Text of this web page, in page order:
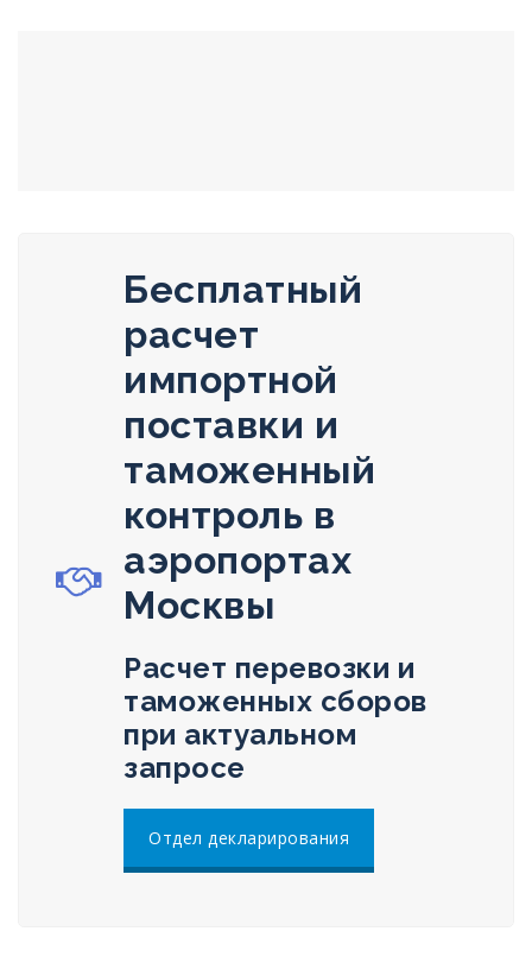
Бесплатный
расчет
импортной
поставки и
таможенный
контроль в
аэропортах
Москвы
Расчет перевозки и
таможенных сборов
при актуальном
запросе
Отдел декларирования